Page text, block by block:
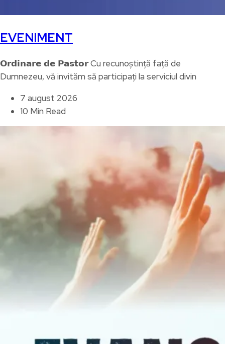
EVENIMENT
𝗢𝗿𝗱𝗶𝗻𝗮𝗿𝗲 𝗱𝗲 𝗣𝗮𝘀𝘁𝗼𝗿 Cu recunoștință față de
Dumnezeu, vă invităm să participați la serviciul divin
7 august 2026
10 Min Read